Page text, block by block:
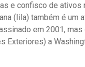
e confisco de ativos
(Iila) também é um
em 2001,
Exteriores) a